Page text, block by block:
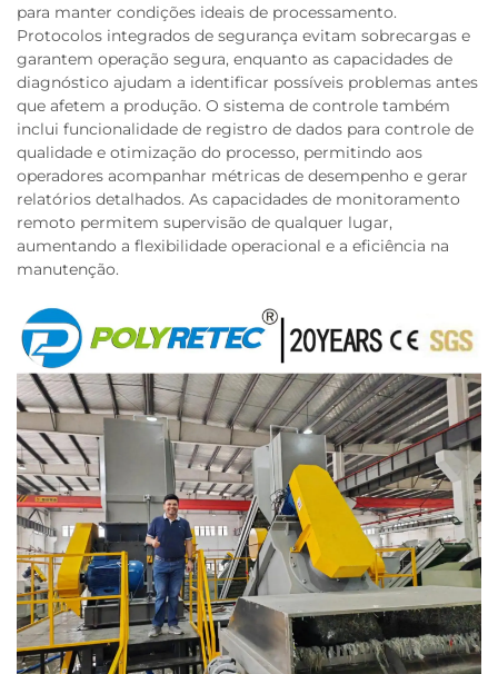
para manter condições ideais de processamento.
Protocolos integrados de segurança evitam sobrecargas e
garantem operação segura, enquanto as capacidades de
diagnóstico ajudam a identificar possíveis problemas antes
que afetem a produção. O sistema de controle também
inclui funcionalidade de registro de dados para controle de
qualidade e otimização do processo, permitindo aos
operadores acompanhar métricas de desempenho e gerar
relatórios detalhados. As capacidades de monitoramento
remoto permitem supervisão de qualquer lugar,
aumentando a flexibilidade operacional e a eficiência na
manutenção.